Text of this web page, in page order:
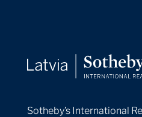
Sotheby’s International